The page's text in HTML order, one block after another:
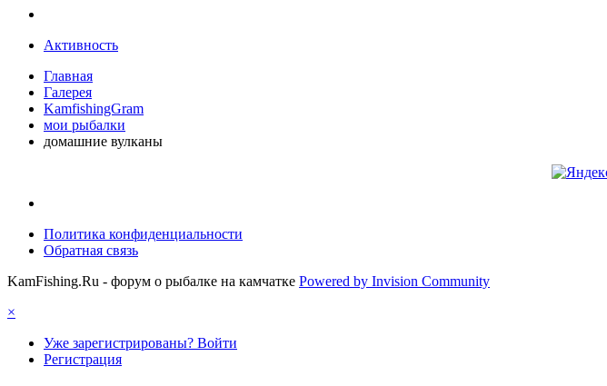
Активность
Главная
Галерея
KamfishingGram
мои рыбалки
домашние вулканы
Политика конфиденциальности
Обратная связь
KamFishing.Ru - форум о рыбалке на камчатке Powered by Invision Community
×
Уже зарегистрированы? Войти
Регистрация